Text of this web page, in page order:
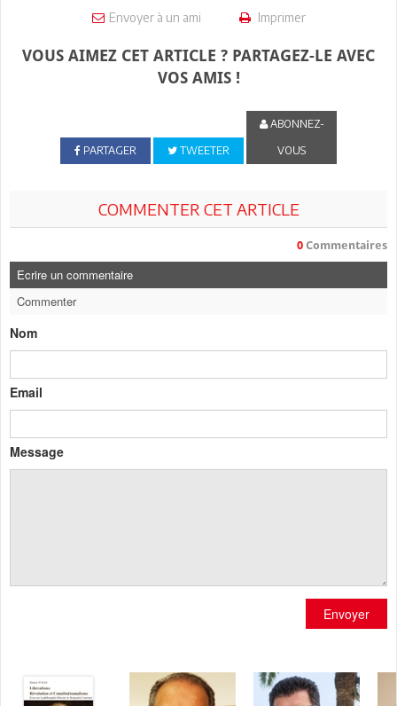
Envoyer à un ami Imprimer
VOUS AIMEZ CET ARTICLE ? PARTAGEZ-LE AVEC
VOS AMIS !
PARTAGER TWEETER
ABONNEZ-
VOUS
COMMENTER CET ARTICLE
0 Commentaires
Ecrire un commentaire
Commenter
Nom
Email
Message
Envoyer